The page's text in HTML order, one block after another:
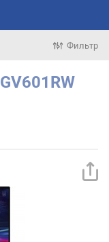
Фильтр
GV601RW